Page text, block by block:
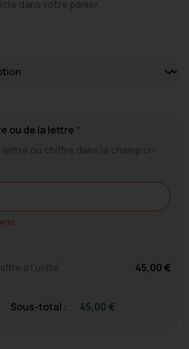
dans votre panier.
ou de la lettre *
ou chiffre dans le champ ci-
à l’unité 45,00€
Sous-total : 45,00 €